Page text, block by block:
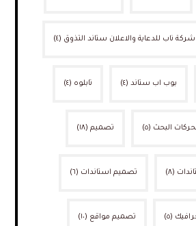
ناب للدعاية والاعلان ستاند التذوق (٤)
بوب اب ستاند (٤) تابلوه (٤)
البحث (٥) تصميم (١٨)
(٨) تصميم استاندات (٦)
(٥) تصميم مواقع (١٠)